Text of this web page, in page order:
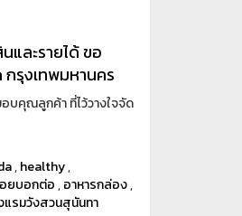
และรายได้ ขอ
รุงเทพมหานคร
บคุณลูกค้า ที่ไว้วางใจจัด
,healthy,
ยบอกต่อ,อาหารกล่อง,
แรมวังสวนสุนันทา